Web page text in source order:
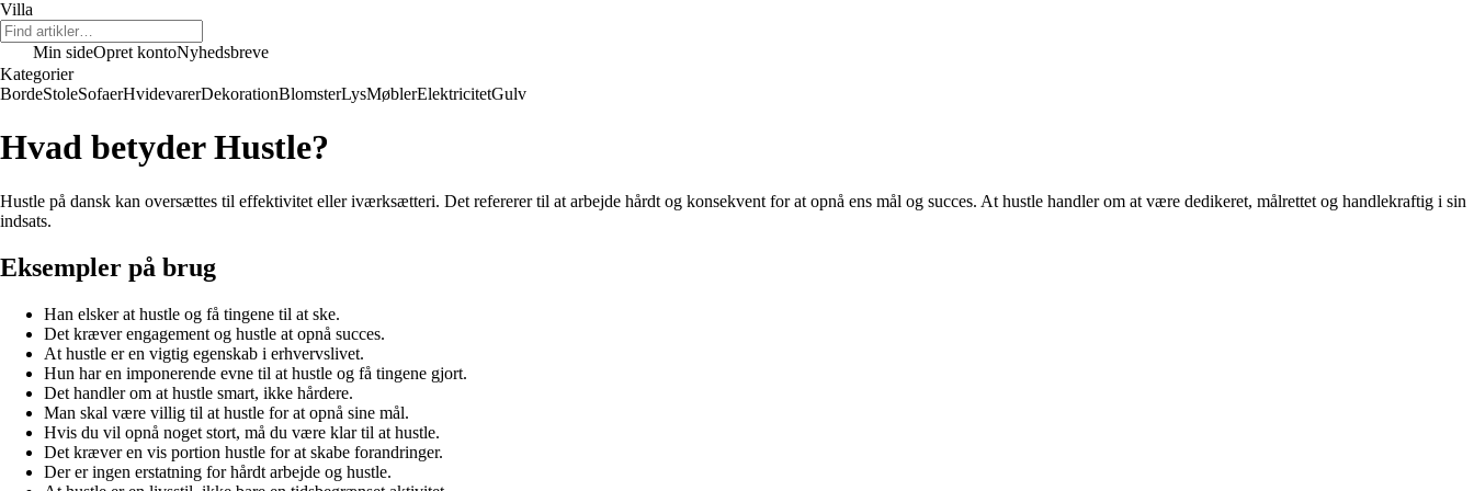
Villa
Min sideOpret kontoNyhedsbreve
Kategorier
BordeStoleSofaerHvidevarerDekorationBlomsterLysMøblerElektricitetGulv
Hvad betyder Hustle?
Hustle på dansk kan oversættes til effektivitet eller iværksætteri. Det refererer til at arbejde hårdt og konsekvent for at opnå ens mål og succes. At hustle handler om at være dedikeret, målrettet og handlekraftig i sin
indsats.
Eksempler på brug
Han elsker at hustle og få tingene til at ske.
Det kræver engagement og hustle at opnå succes.
At hustle er en vigtig egenskab i erhvervslivet.
Hun har en imponerende evne til at hustle og få tingene gjort.
Det handler om at hustle smart, ikke hårdere.
Man skal være villig til at hustle for at opnå sine mål.
Hvis du vil opnå noget stort, må du være klar til at hustle.
Det kræver en vis portion hustle for at skabe forandringer.
Der er ingen erstatning for hårdt arbejde og hustle.